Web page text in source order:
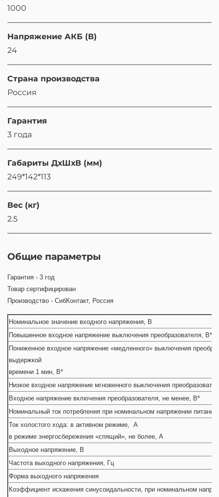
1000
Напряжение АКБ (В)
24
Страна производства
Россия
Гарантия
3 года
Габариты ДхШхВ (мм)
249*142*113
Вес (кг)
2.5
Общие параметры
Гарантия - 3 год
Товар сертифицирован
Производство - СибКонтакт, Россия
Номинальное значение входного напряжения, В
Повышенное входное напряжение выключения преобразователя, В*
Пониженное входное напряжение «медленного» выключения
выдержкой
времени 1 мин, В*
Низкое входное напряжение мгновенного выключения
Входное напряжение включения преобразователя, не менее, В*
Номинальный ток потребления при номинальном напряжении
Ток холостого хода: в активном режиме, А
в режиме энергосбережения «спящий», не более, А
Выходное напряжение, В
Частота выходного напряжения, Гц
Форма выходного напряжения
Коэффициент искажения синусоидальности, при номинальном